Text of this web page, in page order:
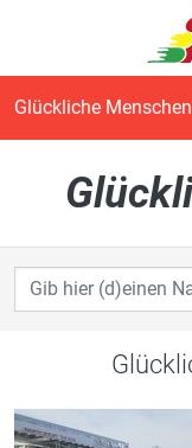
Glückliche Menschen